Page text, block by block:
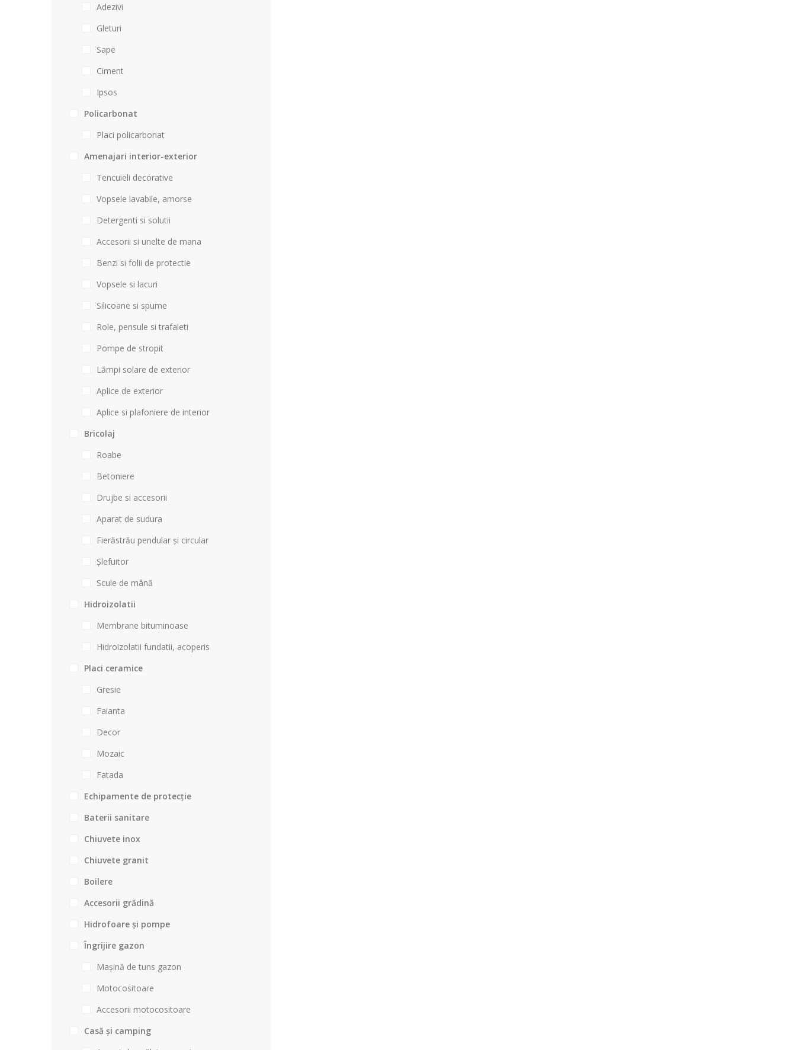
Adezivi
Gleturi
Sape
Ciment
Ipsos
Policarbonat
Placi policarbonat
Amenajari interior-exterior
Tencuieli decorative
Vopsele lavabile, amorse
Detergenti si solutii
Accesorii si unelte de mana
Benzi si folii de protectie
Vopsele si lacuri
Silicoane si spume
Role, pensule si trafaleti
Pompe de stropit
Lămpi solare de exterior
Aplice de exterior
Aplice si plafoniere de interior
Bricolaj
Roabe
Betoniere
Drujbe si accesorii
Aparat de sudura
Fierăstrău pendular și circular
Șlefuitor
Scule de mână
Hidroizolatii
Membrane bituminoase
Hidroizolatii fundatii, acoperis
Placi ceramice
Gresie
Faianta
Decor
Mozaic
Fatada
Echipamente de protecție
Baterii sanitare
Chiuvete inox
Chiuvete granit
Boilere
Accesorii grădină
Hidrofoare și pompe
Îngrijire gazon
Mașină de tuns gazon
Motocositoare
Accesorii motocositoare
Casă și camping